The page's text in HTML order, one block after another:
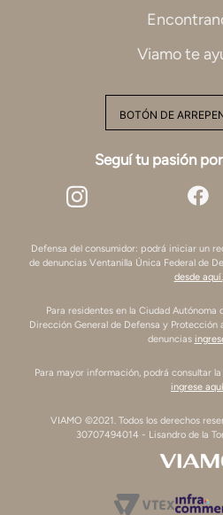
Viamo te
BOTÓN DE
Seguí tu pasión
Defensa del consumidor: podrá iniciar un
de denuncias Ventanilla Única Federal de
desde aquí.
Para residentes en la Ciudad Autónoma
Dirección General de Defensa y Protección
denuncias
Para mayor información, podrá consultar
ingrese
VIAMO ©2021. Todos los derechos
30707494014 - Lisandro de la